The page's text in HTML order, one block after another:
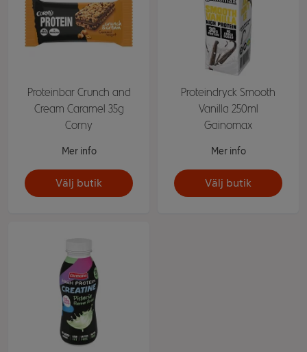
Proteinbar Crunch and
Cream Caramel 35g
Corny
Mer info
Välj butik
Proteindryck Smooth
Vanilla 250ml
Gainomax
Mer info
Välj butik